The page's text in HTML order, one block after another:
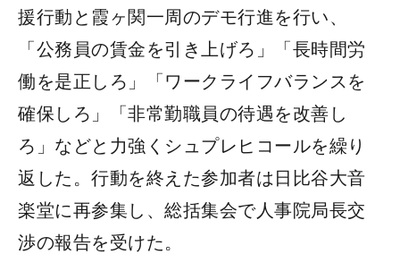
援行動と霞ヶ関一周のデモ行進を行い、
「公務員の賃金を引き上げろ」「長時間労
働を是正しろ」「ワークライフバランスを
確保しろ」「非常勤職員の待遇を改善し
ろ」などと力強くシュプレヒコールを繰り
返した。行動を終えた参加者は日比谷大音
楽堂に再参集し、総括集会で人事院局長交
渉の報告を受けた。